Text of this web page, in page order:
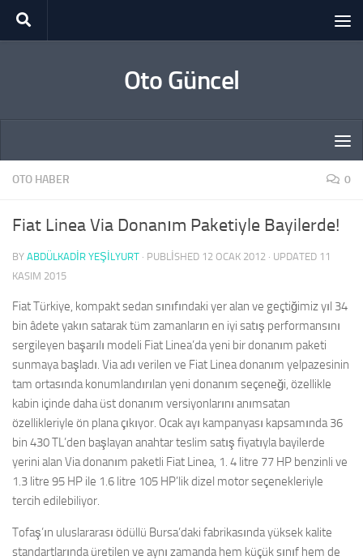
Skip to content
Oto Güncel
OTO HABER 0
Fiat Linea Via Donanım Paketiyle Bayilerde!
BY ABDÜLKADIR YEŞİLYURT · PUBLISHED 12 OCAK 2012 · UPDATED 11
KASIM 2015
Fiat Türkiye, kompakt sedan sınıfındaki yer alan ve geçtiğimiz yıl 34
bin âdete yakın satarak tüm zamanların en iyi satış performansını
sergileyen başarılı modeli Fiat Linea’da yeni bir donanım paketi
sunmaya başladı. Via adı verilen ve Fiat Linea donanım yelpazesinin
tam ortasında konumlandırılan yeni donanım seçeneği, özellikle
kabin içinde daha üst donanım versiyonlarını anımsatan
özellikleriyle ön plana çıkıyor. Ocak ayı kampanyası kapsamında 36
bin 430 TL’den başlayan anahtar teslim satış fiyatıyla bayilerde
yerini alan Via donanım paketli Fiat Linea, 1. 4 litre 77 HP benzinli ve
1.3 litre 95 HP ile 1.6 litre 105 HP’lik dizel motor seçenekleriyle
tercih edilebiliyor.
Tofaş’ın uluslararası ödüllü Bursa’daki fabrikasında yüksek kalite
standartlarında üretilen ve aynı zamanda hem küçük sınıf hem de